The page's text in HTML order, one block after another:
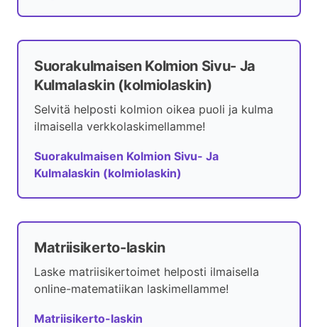
Suorakulmaisen Kolmion Sivu- Ja
Kulmalaskin (kolmiolaskin)
Selvitä helposti kolmion oikea puoli ja kulma
ilmaisella verkkolaskimellamme!
Suorakulmaisen Kolmion Sivu- Ja
Kulmalaskin (kolmiolaskin)
Matriisikerto-laskin
Laske matriisikertoimet helposti ilmaisella
online-matematiikan laskimellamme!
Matriisikerto-laskin